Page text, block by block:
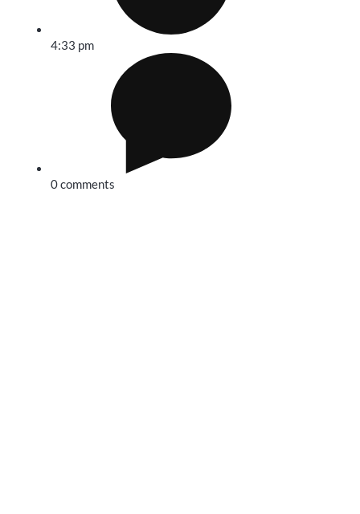
4:33 pm
0 comments